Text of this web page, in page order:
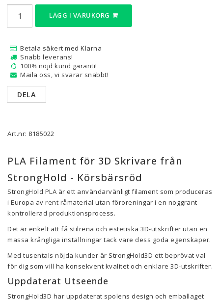
LÄGG I VARUKORG
Betala säkert med Klarna
Snabb leverans!
100% nöjd kund garanti!
Maila oss, vi svarar snabbt!
DELA
Art.nr: 8185022
PLA Filament för 3D Skrivare från
StrongHold - Körsbärsröd
StrongHold PLA är ett användarvänligt filament som produceras
i Europa av rent råmaterial utan föroreningar i en noggrant
kontrollerad produktionsprocess.
Det är enkelt att få stilrena och estetiska 3D-utskrifter utan en
massa krångliga inställningar tack vare dess goda egenskaper.
Med tusentals nöjda kunder är StrongHold3D ett beprövat val
för dig som vill ha konsekvent kvalitet och enklare 3D-utskrifter.
Uppdaterat Utseende
StrongHold3D har uppdaterat spolens design och emballaget